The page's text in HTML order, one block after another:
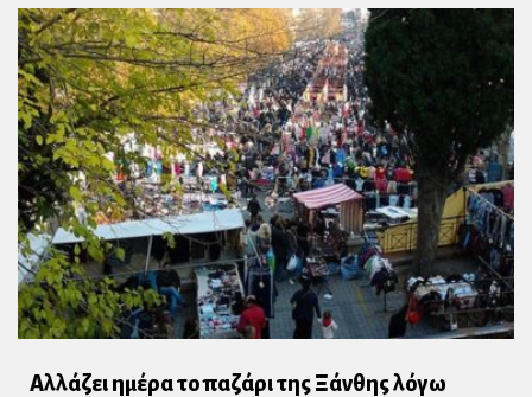
Αλλάζει ημέρα το παζάρι της Ξάνθης λόγω